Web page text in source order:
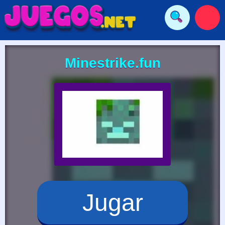
Minestrike.fun
Jugar